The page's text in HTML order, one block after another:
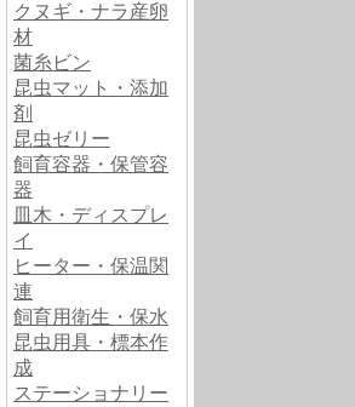
クヌギ・ナラ産卵
材
菌糸ビン
昆虫マット・添加
剤
昆虫ゼリー
飼育容器・保管容
器
皿木・ディスプレ
イ
ヒーター・保温関
連
飼育用衛生・保水
昆虫用具・標本作
成
ステーショナリー